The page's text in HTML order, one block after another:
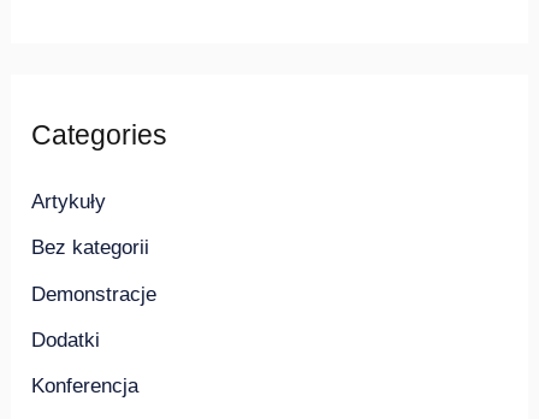
Categories
Artykuły
Bez kategorii
Demonstracje
Dodatki
Konferencja